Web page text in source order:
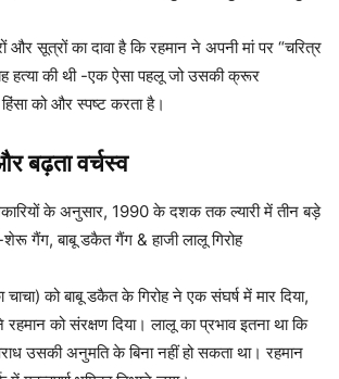
और सूत्रों का दावा है कि रहमान ने अपनी मां पर “चरित्र
हत्या की थी -एक ऐसा पहलू जो उसकी क्रूर
को और स्पष्ट करता है।
बढ़ता वर्चस्व
के अनुसार, 1990 के दशक तक ल्यारी में तीन बड़े
गैंग, बाबू डकैत गैंग & हाजी लालू गिरोह
चाचा) को बाबू डकैत के गिरोह ने एक संघर्ष में मार दिया,
को संरक्षण दिया। लालू का प्रभाव इतना था कि
उसकी अनुमति के बिना नहीं हो सकता था। रहमान